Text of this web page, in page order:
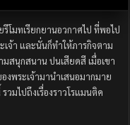
มทเรียกยานอวกาศไป ที่พอไป
จ้า และนั่นก็ทำให้ภารกิจตาม
มสนุกสนาน ปนเสียดสี เมื่อเขา
งพระเจ้ามานำเสนอมากมาย
มไปถึงเรื่องราวโรแมนติค